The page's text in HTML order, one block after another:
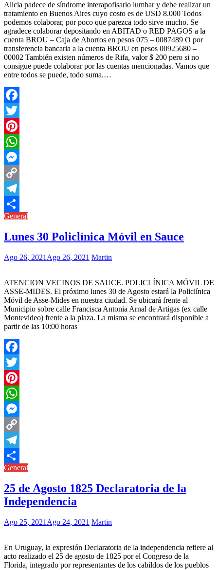
Alicia padece de síndrome interapofisario lumbar y debe realizar un
tratamiento en Buenos Aires cuyo costo es de USD 8.000 Todos
podemos colaborar, por poco que parezca todo sirve mucho. Se
agradece colaborar depositando en ABITAD o RED PAGOS a la
cuenta BROU – Caja de Ahorros en pesos 075 – 0087489 O por
transferencia bancaria a la cuenta BROU en pesos 00925680 –
00002 También existen números de Rifa, valor $ 200 pero si no
consigue puede colaborar por las cuentas mencionadas. Vamos que
entre todos se puede, todo suma.…
Facebook
Twitter
Pinterest
WhatsApp
Messenger
Copy
Link
Telegram
Compartir
General
Lunes 30 Policlínica Móvil en Sauce
Ago 26, 2021 Ago 26, 2021 Martin
ATENCION VECINOS DE SAUCE. POLICLÍNICA MÓVIL DE
ASSE-MIDES. El próximo lunes 30 de Agosto estará la Policlínica
Móvil de Asse-Mides en nuestra ciudad. Se ubicará frente al
Municipio sobre calle Francisca Antonia Arnal de Artigas (ex calle
Montevideo) frente a la plaza. La misma se encontrará disponible a
partir de las 10:00 horas
Facebook
Twitter
Pinterest
WhatsApp
Messenger
Copy
Link
Telegram
Compartir
General
25 de Agosto 1825 Declaratoria de la
Independencia
Ago 25, 2021 Ago 24, 2021 Martin
En Uruguay, la expresión Declaratoria de la independencia refiere al
acto realizado el 25 de agosto de 1825 por el Congreso de la
Florida, integrado por representantes de los cabildos de los pueblos